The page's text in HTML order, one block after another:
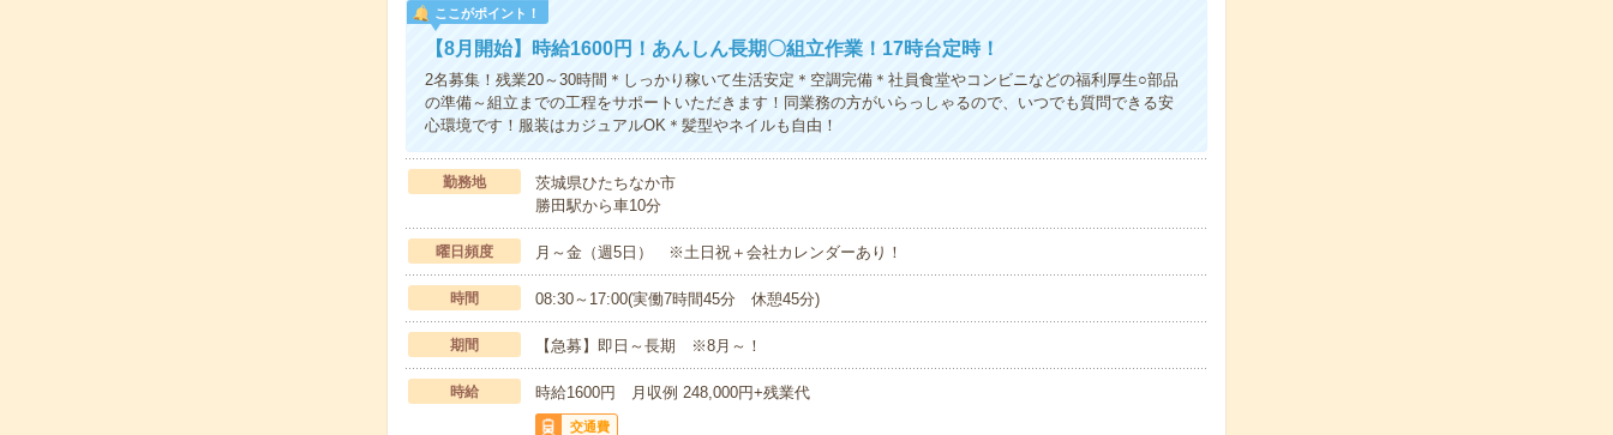
ここがポイント！
【8月開始】時給1600円！あんしん長期〇組立作業！17時台定時！
2名募集！残業20～30時間＊しっかり稼いて生活安定＊空調完備＊社員食堂やコンビニなどの福利厚生○部品
の準備～組立までの工程をサポートいただきます！同業務の方がいらっしゃるので、いつでも質問できる安
心環境です！服装はカジュアルOK＊髪型やネイルも自由！
勤務地
茨城県ひたちなか市
勝田駅から車10分
曜日頻度 月～金（週5日） ※土日祝＋会社カレンダーあり！
時間 08:30～17:00(実働7時間45分 休憩45分)
期間 【急募】即日～長期 ※8月～！
時給 時給1600円 月収例 248,000円+残業代
交通費